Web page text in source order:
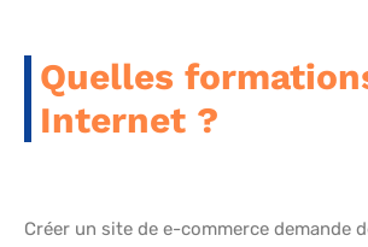
Quelles
Internet ?
Créer un site de e-commerce demande